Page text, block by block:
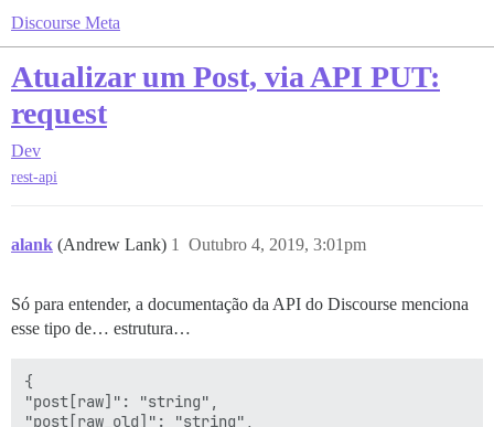
Discourse Meta
Atualizar um Post, via API PUT:
request
Dev
rest-api
alank (Andrew Lank) Outubro 4, 2019, 3:01pm
1
Só para entender, a documentação da API do Discourse menciona
esse tipo de… estrutura…
{
"post[raw]": "string",
"post[raw_old]": "string",